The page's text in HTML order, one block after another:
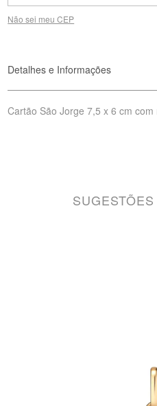
Não sei meu CEP
Detalhes e Informações
Cartão São Jorge 7,5 x 6 cm